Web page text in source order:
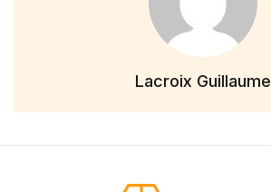
Lacroix Guillaume